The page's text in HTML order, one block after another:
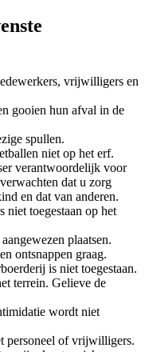
vrijwilligers en
gooien hun afval in de
spullen.
niet op het erf.
verantwoordelijk voor
dat u zorg
en dat van anderen.
niet toegestaan op het
plaatsen.
ontsnappen graag.
is niet toegestaan.
terrein. Gelieve de
wordt niet
personeel of vrijwilligers.